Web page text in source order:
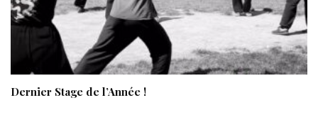
Dernier Stage de l’Année !